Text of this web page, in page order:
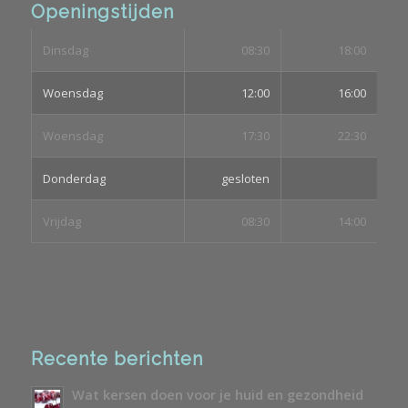
Openingstijden
Dinsdag 08:30 18:00
Woensdag 12:00 16:00
Woensdag 17:30 22:30
Donderdag gesloten
Vrijdag 08:30 14:00
Recente berichten
Wat kersen doen voor je huid en gezondheid